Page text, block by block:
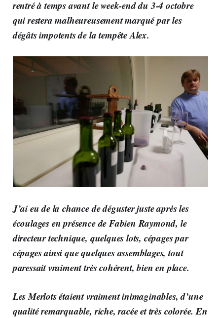
rentré à temps avant le week-end du 3-4 octobre
qui restera malheureusement marqué par les
dégâts impotents de la tempête Alex.
J’ai eu de la chance de déguster juste après les
écoulages en présencede Fabien Raymond, le
directeur technique, quelques lots, cépages par
cépages ainsi que quelques assemblages, tout
paressait vraiment très cohérent, bien en place.
Les Merlotsétaient vraiment inimaginables, d’une
qualité remarquable, riche, racée et très colorée. En